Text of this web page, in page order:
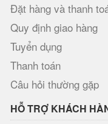
Đặt hàng và thanh
Quy định giao hàng
Tuyển dụng
Thanh toán
Câu hỏi thường gặp
HỖ TRỢ KHÁCH